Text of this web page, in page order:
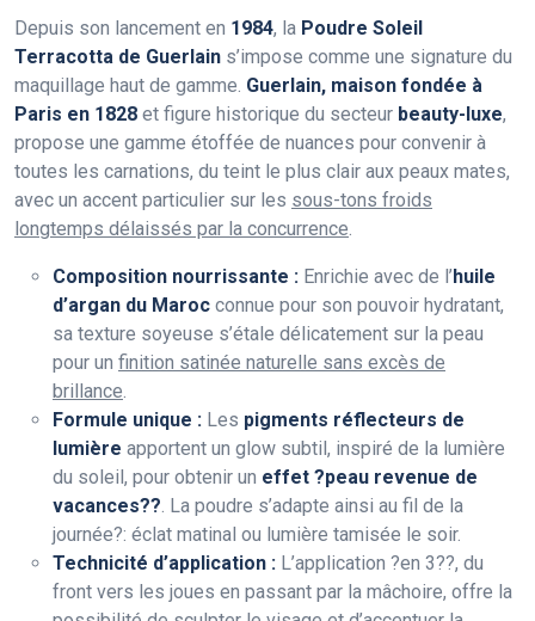
Depuis son lancement en 1984, la Poudre Soleil
Terracotta de Guerlain s’impose comme une signature du
maquillage haut de gamme. Guerlain, maison fondée à
Paris en 1828 et figure historique du secteur beauty-luxe,
propose une gamme étoffée de nuances pour convenir à
toutes les carnations, du teint le plus clair aux peaux mates,
avec un accent particulier sur les sous-tons froids
longtemps délaissés par la concurrence.
Composition nourrissante : Enrichie avec de l’ huile
d’argan du Maroc connue pour son pouvoir hydratant,
sa texture soyeuse s’étale délicatement sur la peau
pour un finition satinée naturelle sans excès de
brillance.
Formule unique : Les pigments réflecteurs de
lumière apportent un glow subtil, inspiré de la lumière
du soleil, pour obtenir un effet ?peau revenue de
vacances??. La poudre s’adapte ainsi au fil de la
journée?: éclat matinal ou lumière tamisée le soir.
Technicité d’application : L’application ?en 3??, du
front vers les joues en passant par la mâchoire, offre la